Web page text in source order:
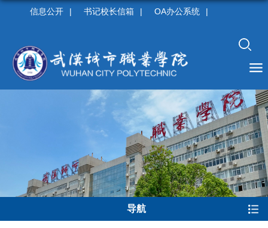
信息公开 | 书记校长信箱 | OA办公系统 |
导航